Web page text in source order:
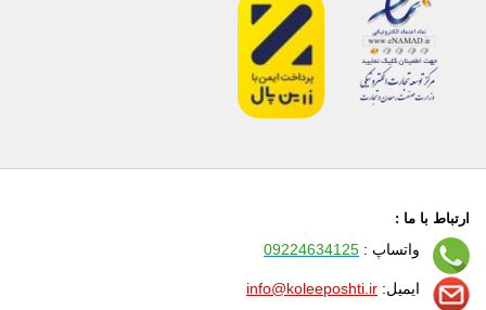
ارتباط با ما :
واتساپ : 09224634125
ایمیل: info@koleeposhti.ir